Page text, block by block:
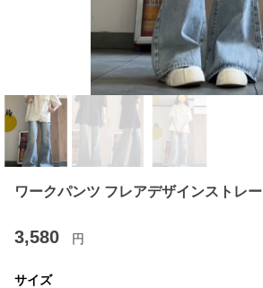
ワークパンツ フレアデザインストレ
3,580 円
サイズ